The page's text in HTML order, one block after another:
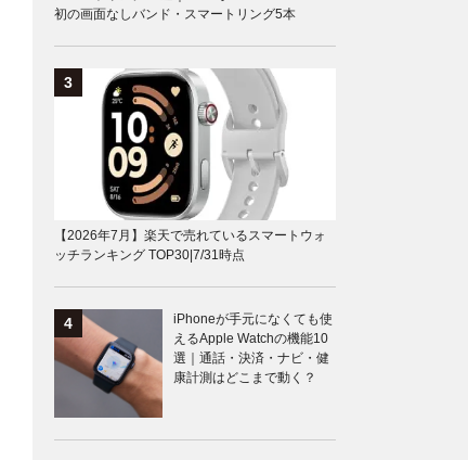
初の画面なしバンド・スマートリング5本
【2026年7月】楽天で売れているスマートウォ
ッチランキング TOP30|7/31時点
iPhoneが手元になくても使
えるApple Watchの機能10
選｜通話・決済・ナビ・健
康計測はどこまで動く？